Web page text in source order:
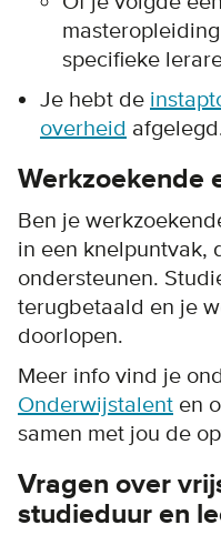
specifieke
Je hebt de
overheid
Werkzoekende
Ben je
in een knelpuntvak,
ondersteunen.
terugbetaald en je
doorlopen.
Meer info vind je
Onderwijstalent en
samen met jou de
Vragen over
studieduur en